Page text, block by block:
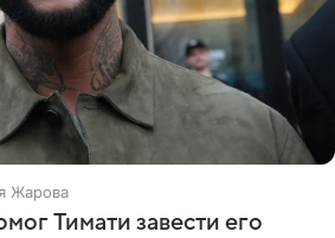
Жарова
Тимати завести его